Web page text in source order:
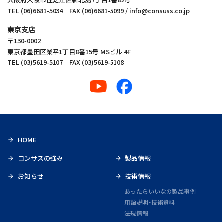
TEL (06)6681-5034 FAX (06)6681-5099 / info@consuss.co.jp
東京支店
〒130‑0002
東京都墨田区業平1丁目8番15号 MSビル 4F
TEL (03)5619-5107 FAX (03)5619-5108
HOME
コンサスの強み
お知らせ
製品情報
技術情報
あったらいいなの製品事例
用語説明・技術資料
法規情報